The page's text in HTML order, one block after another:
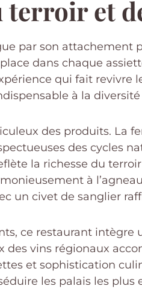
et
par son attachement
dans chaque
qui fait revivre
à la
des produits. La
des cycles
la richesse du
à
un civet de sanglier
ce restaurant
des vins régionaux
et sophistication
les palais les